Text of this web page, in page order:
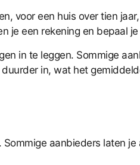
voor een huis over tien
je een rekening en bepaal
in te leggen. Sommige
in, wat het
aanbieders laten